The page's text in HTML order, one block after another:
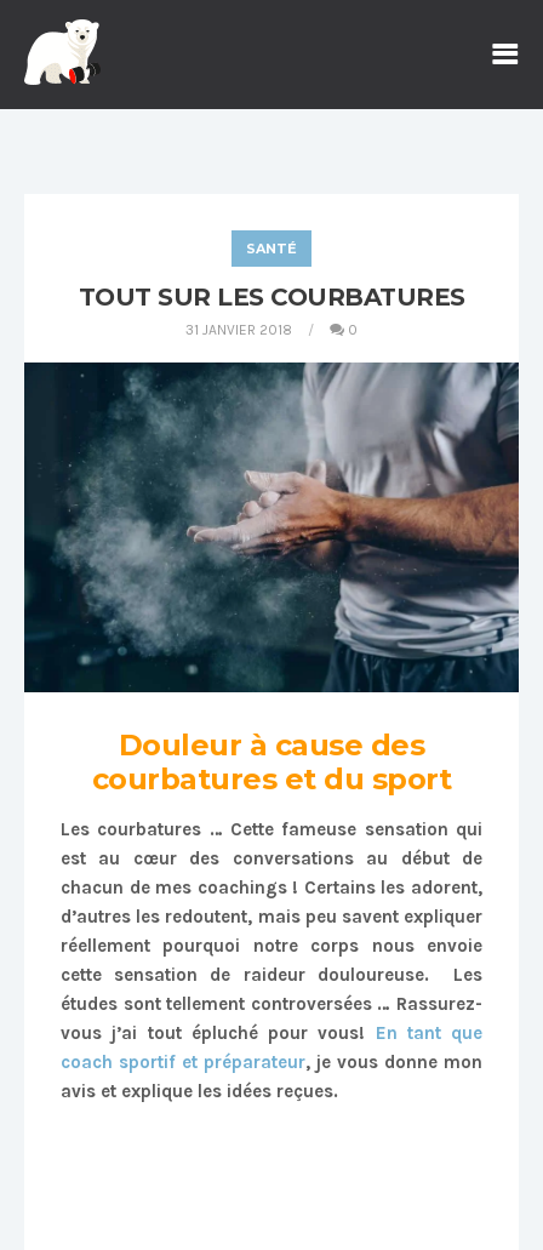
SANTÉ
TOUT SUR LES COURBATURES
31 JANVIER 2018 0
Douleur à cause des
courbatures et du sport
Les courbatures … Cette fameuse sensation qui
est au cœur des conversations au début de
chacun de mes coachings ! Certains les adorent,
d’autres les redoutent, mais peu savent expliquer
réellement pourquoi notre corps nous envoie
cette sensation de raideur douloureuse. Les
études sont tellement controversées … Rassurez-
vous j’ai tout épluché pour vous! En tant que
coach sportif et préparateur, je vous donne mon
avis et explique les idées reçues.